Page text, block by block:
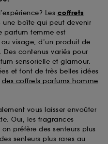
Les coffrets
boîte qui peut devenir
parfum femme est
visage, d’un produit de
contenus variés pour
sensorielle et glamour.
et font de très belles idées
des coffrets parfums homme
vous laisser envoûter
Oui, les fragrances
préfère des senteurs plus
senteurs plus rares au